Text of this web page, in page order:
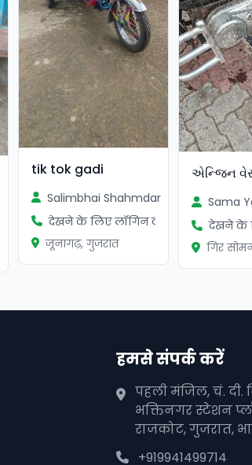
tik tok gadi
Salimbhai Shahmdar
देखने के लिए लॉगिन करें
जूनागढ़, गुजरात
એન્જિન
Sama
देखने के
गिर
हमसे संपर्क करें
पहली मंजिल, चं. दी.
भक्तिनगर स्टेशन
राजकोट, गुजरात,
+919941499714